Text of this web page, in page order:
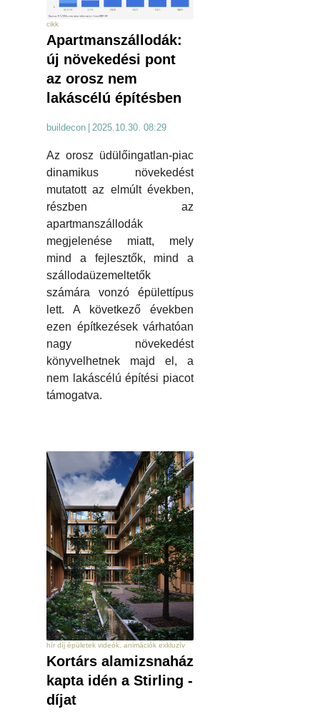
cikk
Apartmanszállodák:
új növekedési pont
az orosz nem
lakáscélú építésben
buildecon 2025.10.30. 08:29
Az orosz üdülőingatlan-piac
dinamikus növekedést
mutatott az elmúlt években,
részben az
apartmanszállodák
megjelenése miatt, mely
mind a fejlesztők, mind a
szállodaüzemeltetők
számára vonzó épülettípus
lett. A következő években
ezen építkezések várhatóan
nagy növekedést
könyvelhetnek majd el, a
nem lakáscélú építési piacot
támogatva.
hír díj épületek videók, animációk exkluzív
Kortárs alamizsnaház
kapta idén a Stirling -
díjat